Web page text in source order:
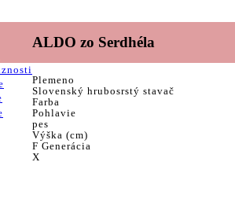
ALDO zo Serdhéla
Plemeno
Slovenský hrubosrstý stavač
Farba
Pohlavie
pes
Výška (cm)
F Generácia
X